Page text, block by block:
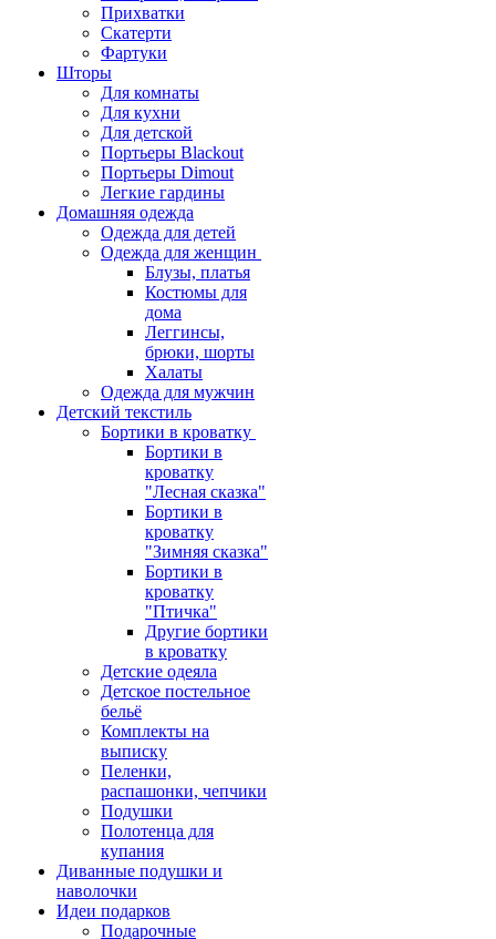
Прихватки
Скатерти
Фартуки
Шторы
Для комнаты
Для кухни
Для детской
Портьеры Blackout
Портьеры Dimout
Легкие гардины
Домашняя одежда
Одежда для детей
Одежда для женщин
Блузы, платья
Костюмы для
дома
Леггинсы,
брюки, шорты
Халаты
Одежда для мужчин
Детский текстиль
Бортики в кроватку
Бортики в
кроватку
"Лесная сказка"
Бортики в
кроватку
"Зимняя сказка"
Бортики в
кроватку
"Птичка"
Другие бортики
в кроватку
Детские одеяла
Детское постельное
бельё
Комплекты на
выписку
Пеленки,
распашонки, чепчики
Подушки
Полотенца для
купания
Диванные подушки и
наволочки
Идеи подарков
Подарочные